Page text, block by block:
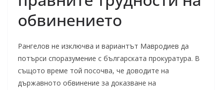
обвинението
Рангелов не изключва и вариантът Мавродиев да
потърси споразумение с българската прокуратура. В
същото време той посочва, че доводите на
държавното обвинение за доказване на